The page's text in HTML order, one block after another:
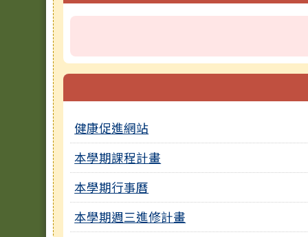
健康促進網站
本學期課程計畫
本學期行事曆
本學期週三進修計畫